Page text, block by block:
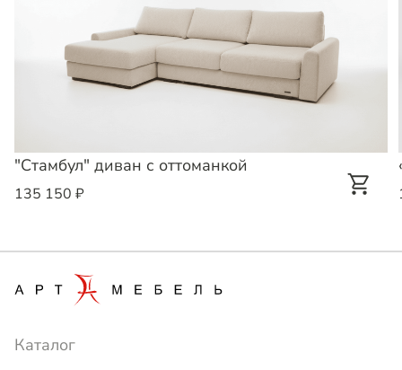
"Стамбул" диван с оттоманкой
135 150 ₽
Каталог